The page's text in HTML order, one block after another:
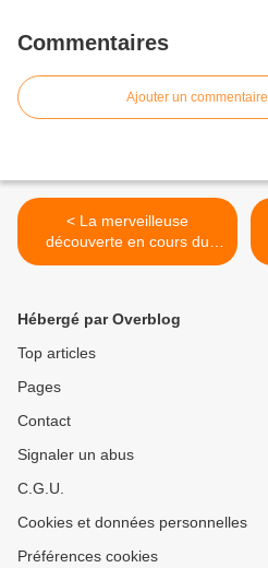
Commentaires
Ajouter un commentaire
< La merveilleuse
découverte en cours du
tumulus d'Amphipolis
Hébergé par Overblog
Top articles
Pages
Contact
Signaler un abus
C.G.U.
Cookies et données personnelles
Préférences cookies